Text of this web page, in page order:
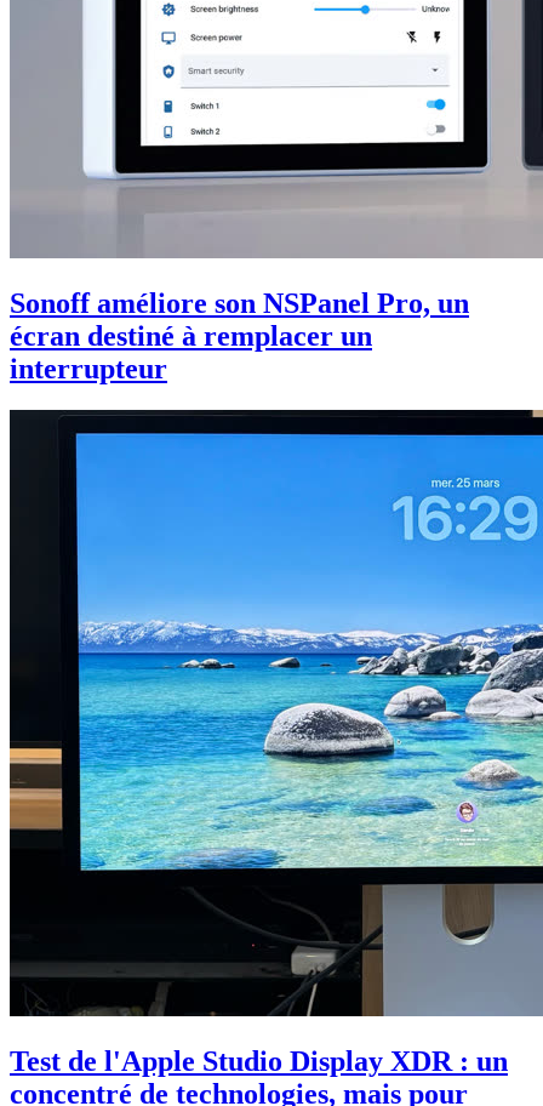
Sonoff améliore son NSPanel Pro, un
écran destiné à remplacer un
interrupteur
Test de l'Apple Studio Display XDR : un
concentré de technologies, mais pour